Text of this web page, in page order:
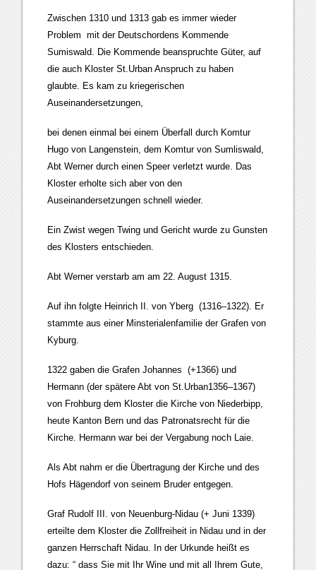
Zwischen 1310 und 1313 gab es immer wieder
Problem mit der Deutschordens Kommende
Sumiswald. Die Kommende beanspruchte Güter, auf
die auch Kloster St.Urban Anspruch zu haben
glaubte. Es kam zu kriegerischen
Auseinandersetzungen,
bei denen einmal bei einem Überfall durch Komtur
Hugo von Langenstein, dem Komtur von Sumliswald,
Abt Werner durch einen Speer verletzt wurde. Das
Kloster erholte sich aber von den
Auseinandersetzungen schnell wieder.
Ein Zwist wegen Twing und Gericht wurde zu Gunsten
des Klosters entschieden.
Abt Werner verstarb am am 22. August 1315.
Auf ihn folgte Heinrich II. von Yberg (1316–1322). Er
stammte aus einer Minsterialenfamilie der Grafen von
Kyburg.
1322 gaben die Grafen Johannes (+1366) und
Hermann (der spätere Abt von St.Urban1356–1367)
von Frohburg dem Kloster die Kirche von Niederbipp,
heute Kanton Bern und das Patronatsrecht für die
Kirche. Hermann war bei der Vergabung noch Laie.
Als Abt nahm er die Übertragung der Kirche und des
Hofs Hägendorf von seinem Bruder entgegen.
Graf Rudolf III. von Neuenburg-Nidau (+ Juni 1339)
erteilte dem Kloster die Zollfreiheit in Nidau und in der
ganzen Herrschaft Nidau. In der Urkunde heißt es
dazu: “ dass Sie mit Ihr Wine und mit all Ihrem Gute,